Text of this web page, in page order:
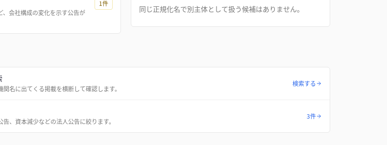
、会社構成の変化を示す公告が
1件
同じ正規化名で別主体として扱う候補はありません。
名に出てくる掲載を横断して確認します。
検索する
、資本減少などの法人公告に絞ります。
3件